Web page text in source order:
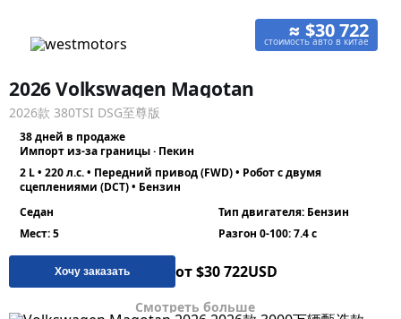
≈ $30 722
стоимость авто в китае
2026 Volkswagen Magotan
2026款 380TSI DSG至尊版
38 дней в продаже
Импорт из-за границы · Пекин
2 L • 220 л.с. • Передний привод (FWD) • Робот с двумя
сцеплениями (DCT) • Бензин
Седан
Тип двигателя: Бензин
Мест: 5
Разгон 0-100: 7.4 с
Хочу заказать от $30 722USD
Смотреть больше